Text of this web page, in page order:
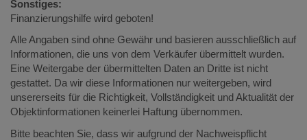
Sonstiges:
Finanzierungshilfe wird geboten!
Alle Angaben sind ohne Gewähr und basieren ausschließlich auf
Informationen, die uns von dem Verkäufer übermittelt wurden.
Eine Weitergabe der übermittelten Daten an Dritte ist nicht
gestattet. Da wir diese Informationen nur weitergeben, wird
unsererseits für die Richtigkeit, Vollständigkeit und Aktualität der
Objektinformationen keinerlei Haftung übernommen.
Bitte beachten Sie, dass wir aufgrund der Nachweispflicht